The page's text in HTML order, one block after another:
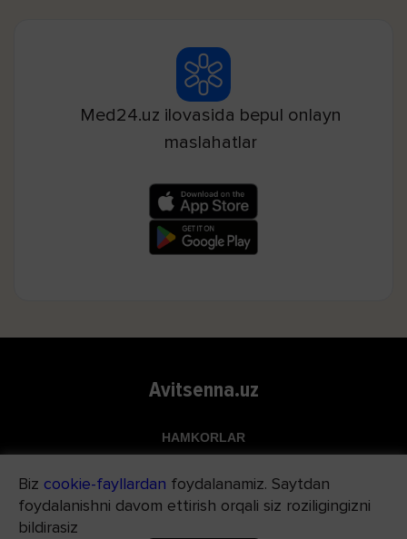
Med24.uz ilovasida bepul onlayn
maslahatlar
Avitsenna.uz
HAMKORLAR
Apteka.uz
Med24.uz
Biz cookie-fayllardan foydalanamiz. Saytdan
foydalanishni davom ettirish orqali siz roziligingizni
bildirasiz